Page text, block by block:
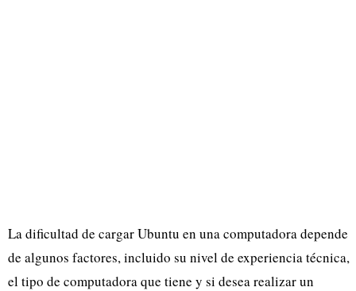
La dificultad de cargar Ubuntu en una computadora depende
de algunos factores, incluido su nivel de experiencia técnica,
el tipo de computadora que tiene y si desea realizar un